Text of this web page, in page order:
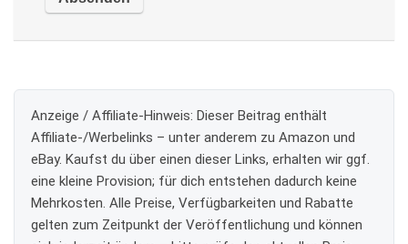
Anzeige / Affiliate-Hinweis: Dieser Beitrag enthält
Affiliate-/Werbelinks – unter anderem zu Amazon und
eBay. Kaufst du über einen dieser Links, erhalten wir ggf.
eine kleine Provision; für dich entstehen dadurch keine
Mehrkosten. Alle Preise, Verfügbarkeiten und Rabatte
gelten zum Zeitpunkt der Veröffentlichung und können